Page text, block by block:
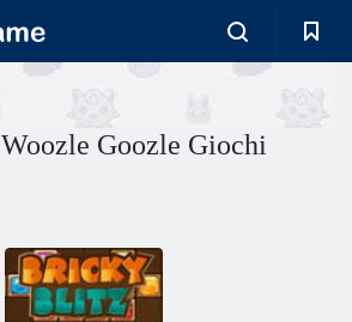
Woozle Goozle Giochi